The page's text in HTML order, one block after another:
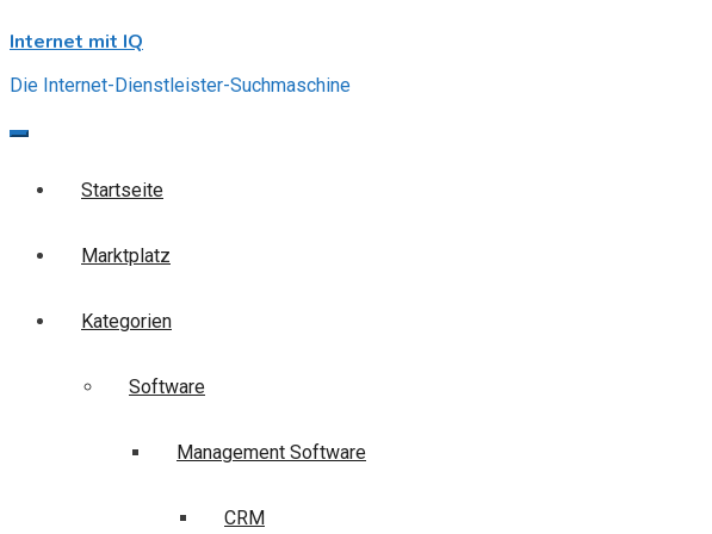
to
Internet mit IQ
Die Internet-Dienstleister-Suchmaschine
Startseite
Marktplatz
Kategorien
Software
Management Software
CRM